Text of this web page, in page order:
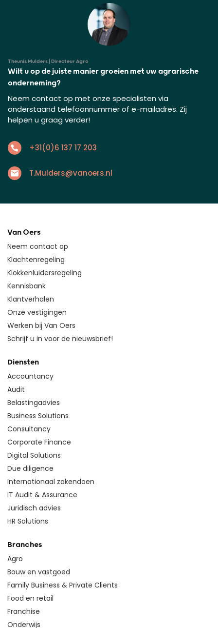
Theunis Mulders | Directeur Agro
Wilt u op de juiste manier groeien met uw agrarische
onderneming?
Neem contact op met onze specialisten via
onderstaand telefoonnummer of e-mailadres. Zij
helpen u graag verder!
+31(0)6 137 17 203
T.Mulders@vanoers.nl
Van Oers
Neem contact op
Klachtenregeling
Klokkenluidersregeling
Kennisbank
Klantverhalen
Onze vestigingen
Werken bij Van Oers
Schrijf u in voor de nieuwsbrief!
Diensten
Accountancy
Audit
Belastingadvies
Business Solutions
Consultancy
Corporate Finance
Digital Solutions
Due diligence
Internationaal zakendoen
IT Audit & Assurance
Juridisch advies
HR Solutions
Branches
Agro
Bouw en vastgoed
Family Business & Private Clients
Food en retail
Franchise
Onderwijs